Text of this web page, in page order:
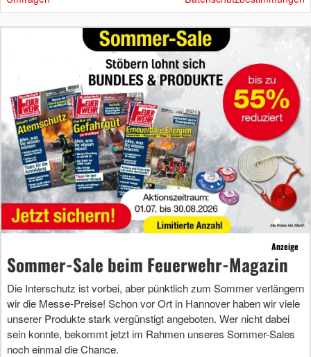
Anzeige
Sommer-Sale beim Feuerwehr-Magazin
Die Interschutz ist vorbei, aber pünktlich zum Sommer verlängern
wir die Messe-Preise! Schon vor Ort in Hannover haben wir viele
unserer Produkte stark vergünstigt angeboten. Wer nicht dabei
sein konnte, bekommt jetzt im Rahmen unseres Sommer-Sales
noch einmal die Chance.